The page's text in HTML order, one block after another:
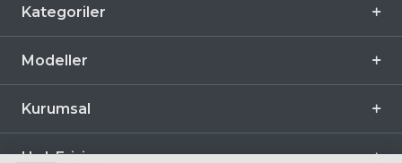
Polarize
Kategoriler
Modeller
Kurumsal
Hızlı Erişim